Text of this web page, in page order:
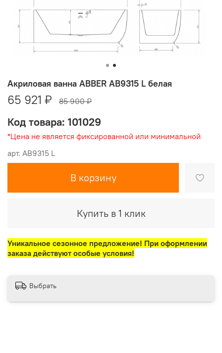
арт. AB9315 L
Акриловая ванна ABBER AB9315 L белая
65 921 ₽ 85 900 ₽
Код товара: 101029
*Цена не является фиксированной или минимальной
В корзину
Купить в 1 клик
Уникальное сезонное предложение! При оформлении
заказа действуют особые условия!
Выбрать